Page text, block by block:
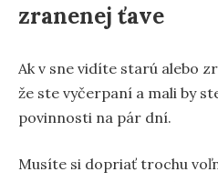
zranenej ťave
Ak v sne vidíte starú alebo
že ste vyčerpaní a mali by
povinnosti na pár dní.
Musíte si dopriať trochu